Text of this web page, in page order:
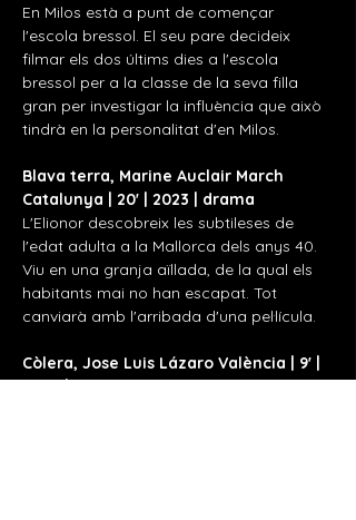
En Milos està a punt de començar
l'escola bressol. El seu pare decideix
filmar els dos últims dies a l'escola
bressol per a la classe de la seva filla
gran per investigar la influència que això
tindrà en la personalitat d'en Milos.
Blava terra, Marine Auclair March
Catalunya | 20' | 2023 | drama
L'Elionor descobreix les subtileses de
l'edat adulta a la Mallorca dels anys 40.
Viu en una granja aïllada, de la qual els
habitants mai no han escapat. Tot
canviarà amb l'arribada d'una pel·lícula.
Còlera, Jose Luis Lázaro València | 9' |
2025 | Drama